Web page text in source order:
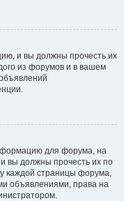
и вы должны прочесть их
из форумов и в вашем
для форума, на
вы должны прочесть их по
каждой страницы форума,
объявлениями, права на